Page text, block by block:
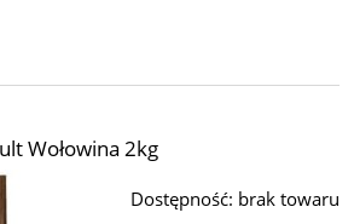
Wołowina 2kg
Dostępność: brak towaru